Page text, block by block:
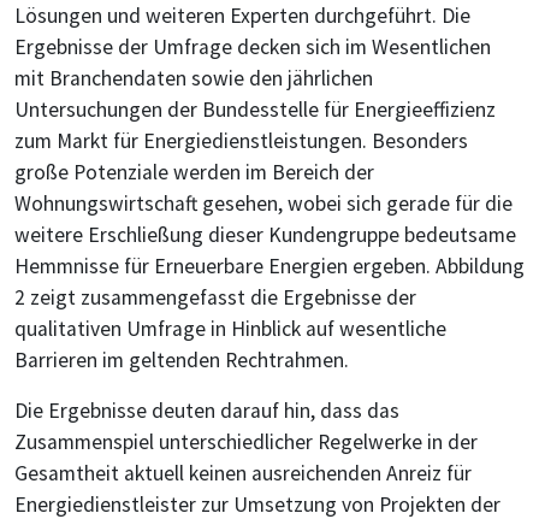
Lösungen und weiteren Experten durchgeführt. Die
Ergebnisse der Umfrage decken sich im Wesentlichen
mit Branchendaten sowie den jährlichen
Untersuchungen der Bundesstelle für Energieeffizienz
zum Markt für Energiedienstleistungen. Besonders
große Potenziale werden im Bereich der
Wohnungswirtschaft gesehen, wobei sich gerade für die
weitere Erschließung dieser Kundengruppe bedeutsame
Hemmnisse für Erneuerbare Energien ergeben. Abbildung
2 zeigt zusammengefasst die Ergebnisse der
qualitativen Umfrage in Hinblick auf wesentliche
Barrieren im geltenden Rechtrahmen.
Die Ergebnisse deuten darauf hin, dass das
Zusammenspiel unterschiedlicher Regelwerke in der
Gesamtheit aktuell keinen ausreichenden Anreiz für
Energiedienstleister zur Umsetzung von Projekten der